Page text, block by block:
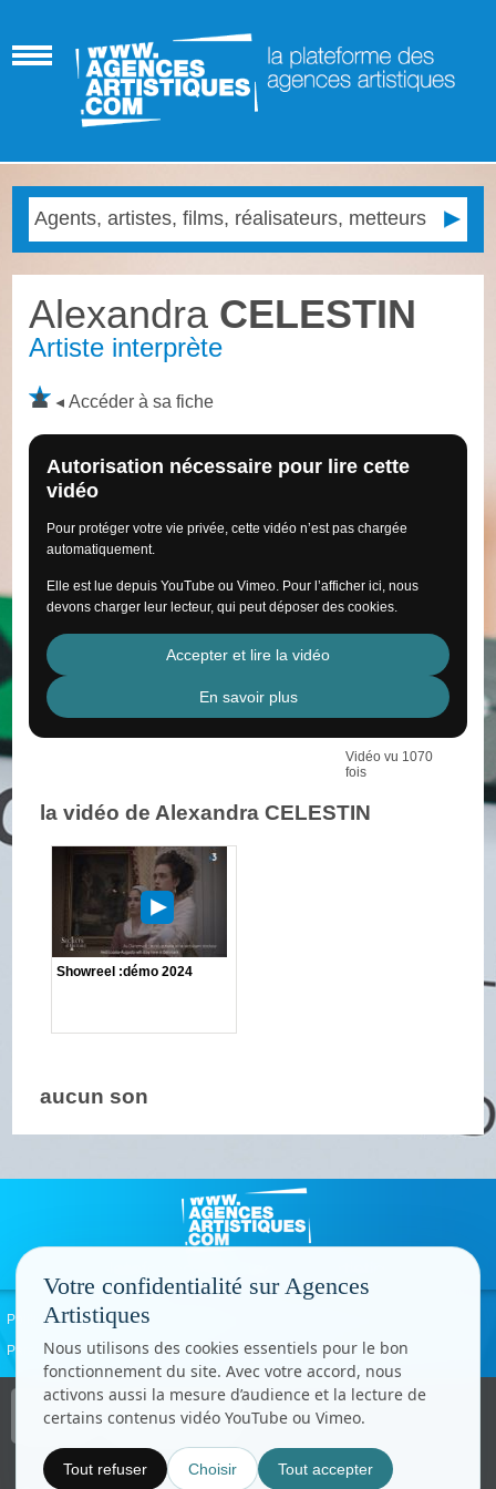
Alexandra CELESTIN
Artiste interprète
Accéder à sa fiche
Autorisation nécessaire pour lire cette
vidéo
Pour protéger votre vie privée, cette vidéo n’est pas chargée
automatiquement.
Elle est lue depuis YouTube ou Vimeo. Pour l’afficher ici, nous
devons charger leur lecteur, qui peut déposer des cookies.
Accepter et lire la vidéo
En savoir plus
Vidéo vu 1070
fois
la vidéo de Alexandra CELESTIN
Showreel :démo 2024
aucun son
Politique de confidentialité
Paramètres cookies
Copyright © CC.Comunication
Tous droits réservés
Votre confidentialité sur Agences
Artistiques
Nous utilisons des cookies essentiels pour le bon
fonctionnement du site. Avec votre accord, nous
activons aussi la mesure d’audience et la lecture de
certains contenus vidéo YouTube ou Vimeo.
Tout refuser Choisir Tout accepter